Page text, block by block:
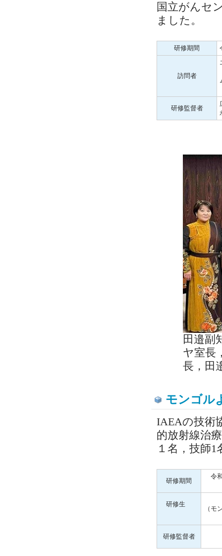
国立がんセ
ました。
研修期間
訪問者
研修監督者
田邉副
ヤ室長
長，田
モンゴル
IAEAの技術
的放射線治
１名，技師
研修期間
令
研修生
（モ
研修監督者